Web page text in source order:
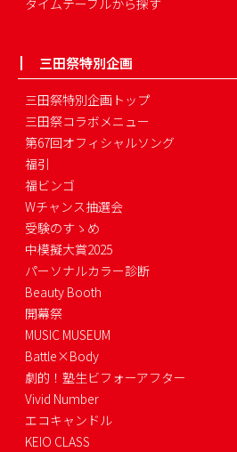
三田祭特別企画
三田祭特別企画トップ
三田祭コラボメニュー
第67回オフィシャルソング
福引
福ビンゴ
Wチャンス抽選会
受験のすゝめ
中模擬大賞2025
パーソナルカラー診断
Beauty Booth
開幕祭
MUSIC MUSEUM
Battle×Body
劇的！塾生ビフォーアフター
Vivid Number
エコキャンドル
KEIO CLASS